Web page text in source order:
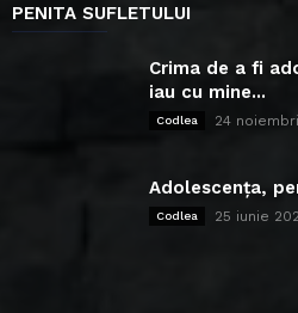
PENITA SUFLETULUI
Crima de a fi
iau cu mine...
Codlea 24
Adolescența,
Codlea 25 iunie